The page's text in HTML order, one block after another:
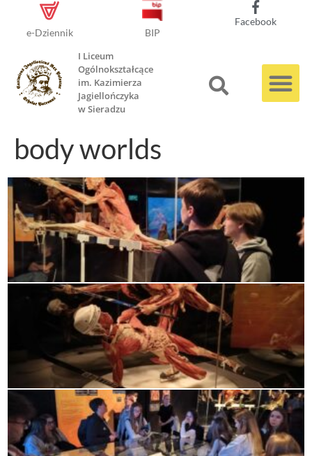
e-Dziennik BIP
Facebook
I Liceum
Ogólnokształcące
im. Kazimierza
Jagiellończyka
w Sieradzu
body worlds